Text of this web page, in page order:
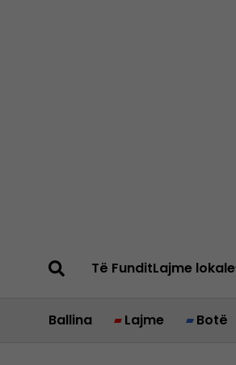
Të FunditLajme lokale
Ballina Lajme Botë